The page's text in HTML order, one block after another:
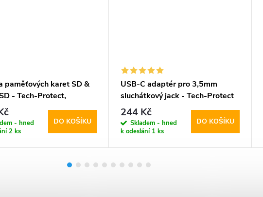
paměťových karet SD &
- Tech-Protect,
Black
- hned
2 ks
DO KOŠÍKU
USB-C adaptér pro 3,5mm
sluchátkový jack - Tech-Protect
244 Kč
Skladem - hned
k odeslání 1 ks
DO KOŠÍKU